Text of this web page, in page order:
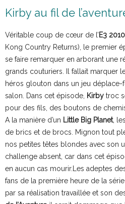
Kirby au fil de
Véritable coup de cœur de l’E3 2010
Kong Country Returns), le premier
se faire remarquer en arborant une
grands couturiers. Il fallait marquer
héros glouton dans un jeu
salon. Dans cet épisode, Kirby troc
pour des fils, des boutons de
A la manière d’un Little Big Planet,
de brics et de brocs. Mignon tout
nos petites têtes blondes avec son
challenge absent, car dans cet
en aucun cas mourir.Les adeptes
fans de la première heure de la
par sa réalisation travaillée et son